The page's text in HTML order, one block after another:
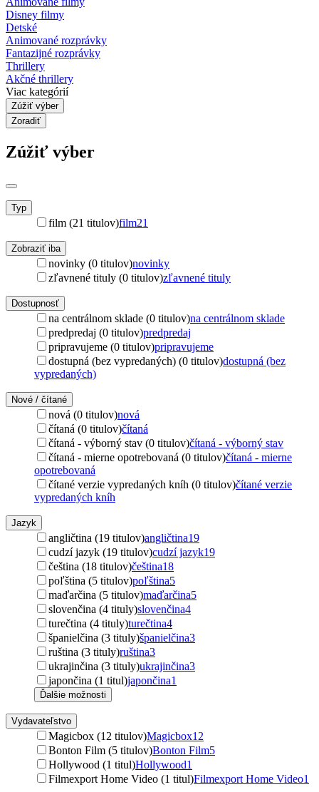
Disney filmy
Detské
Animované rozprávky
Fantazijné rozprávky
Thrillery
Akčné thrillery
Viac kategórií
Zúžiť výber
Zoradiť
Zúžiť výber
Typ
film (21 titulov)film21
Zobraziť iba
novinky (0 titulov)novinky
zľavnené tituly (0 titulov)zľavnené tituly
Dostupnosť
na centrálnom sklade (0 titulov)na centrálnom sklade
predpredaj (0 titulov)predpredaj
pripravujeme (0 titulov)pripravujeme
dostupná (bez vypredaných) (0 titulov)dostupná (bez
vypredaných)
Nové / čítané
nová (0 titulov)nová
čítaná (0 titulov)čítaná
čítaná - výborný stav (0 titulov)čítaná - výborný stav
čítaná - mierne opotrebovaná (0 titulov)čítaná - mierne
opotrebovaná
čítané verzie vypredaných kníh (0 titulov)čítané verzie
vypredaných kníh
Jazyk
angličtina (19 titulov)angličtina19
cudzí jazyk (19 titulov)cudzí jazyk19
čeština (18 titulov)čeština18
poľština (5 titulov)poľština5
maďarčina (5 titulov)maďarčina5
slovenčina (4 tituly)slovenčina4
turečtina (4 tituly)turečtina4
španielčina (3 tituly)španielčina3
ruština (3 tituly)ruština3
ukrajinčina (3 tituly)ukrajinčina3
japončina (1 titul)japončina1
Ďalšie možnosti
Vydavateľstvo
Magicbox (12 titulov)Magicbox12
Bonton Film (5 titulov)Bonton Film5
Hollywood (1 titul)Hollywood1
Filmexport Home Video (1 titul)Filmexport Home Video1